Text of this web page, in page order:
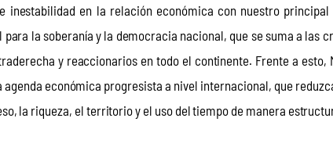
inestabilidad en la relación económica con nuestro
la soberanía y la democracia nacional, que se suma a las
y reaccionarios en todo el continente. Frente a
agenda económica progresista a nivel internacional, que
la riqueza, el territorio y el uso del tiempo de manera